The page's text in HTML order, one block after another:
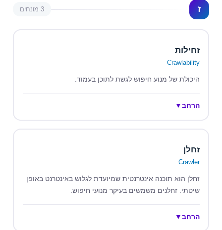
ז 3 מונחים
זחילות
Crawlability
היכולת של מנוע חיפוש לגשת לתוכן בעמוד.
הרחב▼
זחלן
Crawler
זחלן הוא תוכנה אינטרנטית שמיועדת לגלוש באינטרנט באופן
שיטתי. זחלנים משמשים בעיקר מנועי חיפוש.
הרחב▼